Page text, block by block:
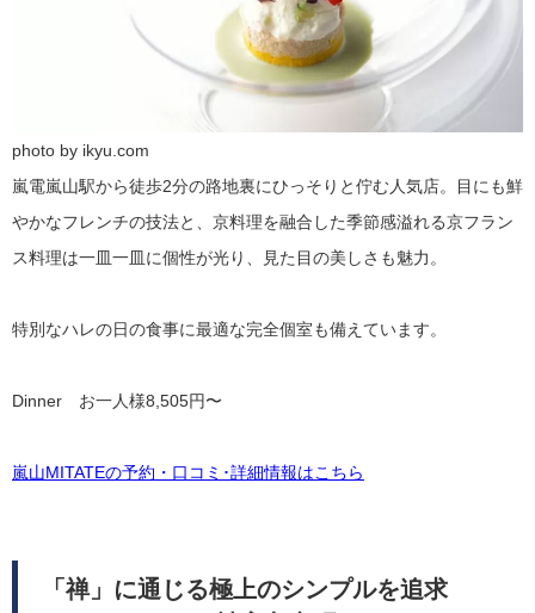
photo by ikyu.com
嵐電嵐山駅から徒歩2分の路地裏にひっそりと佇む人気店。目にも鮮
やかなフレンチの技法と、京料理を融合した季節感溢れる京フラン
ス料理は一皿一皿に個性が光り、見た目の美しさも魅力。
特別なハレの日の食事に最適な完全個室も備えています。
Dinner お一人様8,505円〜
嵐山MITATEの予約・口コミ･詳細情報はこちら
「禅」に通じる極上のシンプルを追求